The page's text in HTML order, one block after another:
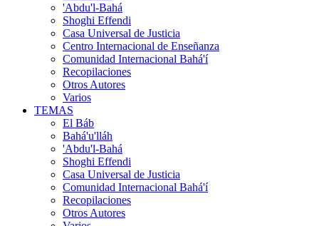
'Abdu'l-Bahá
Shoghi Effendi
Casa Universal de Justicia
Centro Internacional de Enseñanza
Comunidad Internacional Bahá'í
Recopilaciones
Otros Autores
Varios
TEMAS
El Báb
Bahá'u'lláh
'Abdu'l-Bahá
Shoghi Effendi
Casa Universal de Justicia
Comunidad Internacional Bahá'í
Recopilaciones
Otros Autores